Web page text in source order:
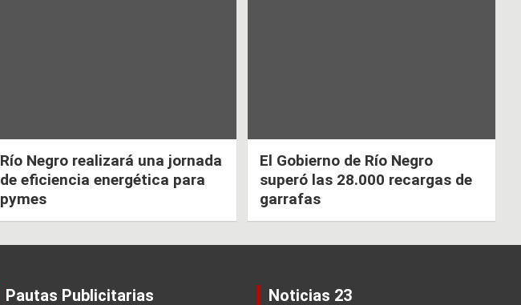
Río Negro realizará una jornada
de eficiencia energética para
pymes
El Gobierno de Río Negro
superó las 28.000 recargas de
garrafas
Pautas Publicitarias Noticias 23